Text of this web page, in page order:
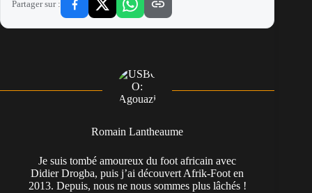
Partager sur :
Romain Lantheaume
Je suis tombé amoureux du foot africain avec
Didier Drogba, puis j’ai découvert Afrik-Foot en
2013. Depuis, nous ne nous sommes plus lâchés !